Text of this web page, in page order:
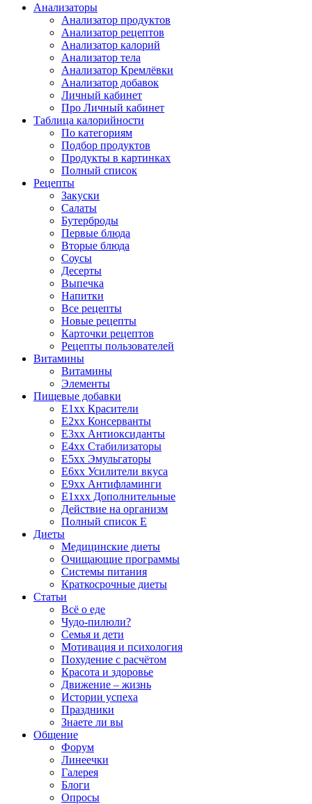
Анализаторы
Анализатор продуктов
Анализатор рецептов
Анализатор калорий
Анализатор тела
Анализатор Кремлёвки
Анализатор добавок
Личный кабинет
Про Личный кабинет
Таблица калорийности
По категориям
Подбор продуктов
Продукты в картинках
Полный список
Рецепты
Закуски
Салаты
Бутерброды
Первые блюда
Вторые блюда
Соусы
Десерты
Выпечка
Напитки
Все рецепты
Новые рецепты
Карточки рецептов
Рецепты пользователей
Витамины
Витамины
Элементы
Пищевые добавки
E1xx Красители
E2xx Консерванты
E3xx Антиоксиданты
E4xx Стабилизаторы
E5xx Эмульгаторы
E6xx Усилители вкуса
E9xx Антифламинги
E1xxx Дополнительные
Действие на организм
Полный список E
Диеты
Медицинские диеты
Очищающие программы
Системы питания
Краткосрочные диеты
Статьи
Всё о еде
Чудо-пилюли?
Семья и дети
Мотивация и психология
Похудение с расчётом
Красота и здоровье
Движение – жизнь
Истории успеха
Праздники
Знаете ли вы
Общение
Форум
Линеечки
Галерея
Блоги
Опросы